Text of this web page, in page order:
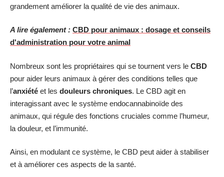
grandement améliorer la qualité de vie des animaux.
A lire également : CBD pour animaux : dosage et conseils
d'administration pour votre animal
Nombreux sont les propriétaires qui se tournent vers le CBD
pour aider leurs animaux à gérer des conditions telles que
l’anxiété et les douleurs chroniques. Le CBD agit en
interagissant avec le système endocannabinoïde des
animaux, qui régule des fonctions cruciales comme l’humeur,
la douleur, et l’immunité.
Ainsi, en modulant ce système, le CBD peut aider à stabiliser
et à améliorer ces aspects de la santé.